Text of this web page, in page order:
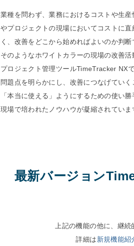
業種を問わず、業務におけるコストや生
やプロジェクトの現場においてコストに
く、改善をどこから始めればよいのか判断
そのようなホワイトカラーの現場の改善
プロジェクト管理ツールTimeTracker NX
問題点を明らかにし、改善につなげてい
「本当に使える」ようにするための使い
現場で培われたノウハウが凝縮されていま
最新バージョン
上記の機能の他に、継続
詳細は新規機能紹